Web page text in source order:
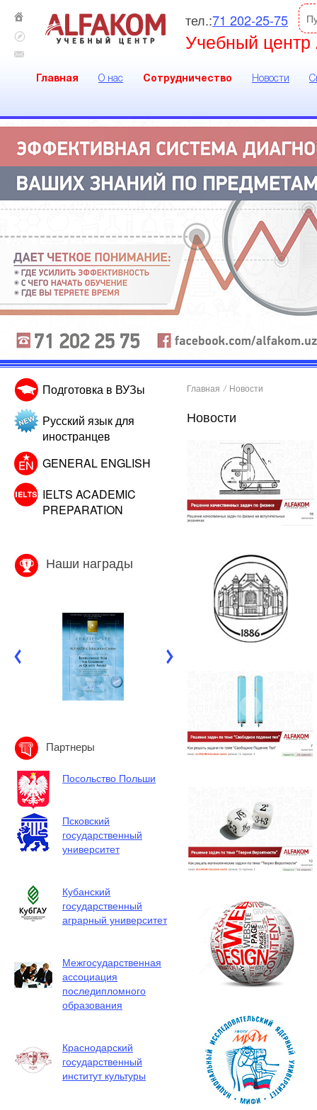
тел.:71 202-25-75
Учебный центр
Главная О нас Сотрудничество Новости
Подготовка в ВУЗы
Русский язык для
иностранцев
GENERAL ENGLISH
IELTS ACADEMIC
PREPARATION
Наши награды
Партнеры
Посольство Польши
Псковский
государственный
университет
Кубанский
государственный
аграрный университет
Межгосударственная
ассоциация
последипломного
образования
Краснодарский
государственный
институт культуры
Главная / Новости
Новости